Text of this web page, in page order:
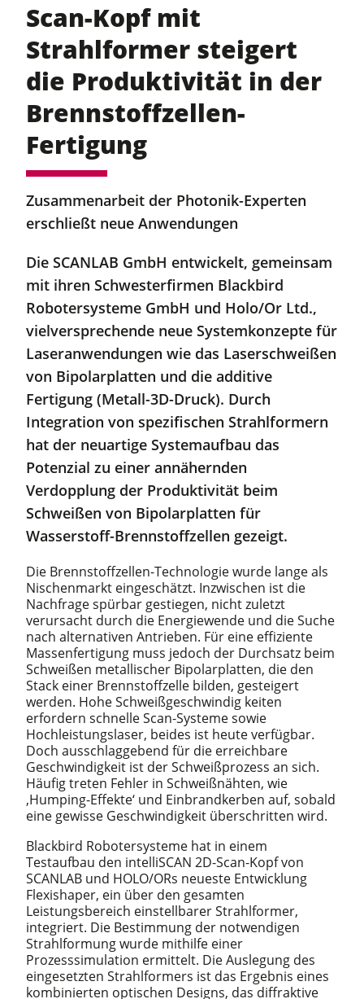
Scan-Kopf mit
Strahlformer steigert
die Produktivität in der
Brennstoffzellen-
Fertigung
Zusammenarbeit der Photonik-Experten
erschließt neue Anwendungen
Die SCANLAB GmbH entwickelt, gemeinsam
mit ihren Schwesterfirmen Blackbird
Robotersysteme GmbH und Holo/Or Ltd.,
vielversprechende neue Systemkonzepte für
Laseranwendungen wie das Laserschweißen
von Bipolarplatten und die additive
Fertigung (Metall-3D-Druck). Durch
Integration von spezifischen Strahlformern
hat der neuartige Systemaufbau das
Potenzial zu einer annähernden
Verdopplung der Produktivität beim
Schweißen von Bipolarplatten für
Wasserstoff-Brennstoffzellen gezeigt.
Die Brennstoffzellen-Technologie wurde lange als
Nischenmarkt eingeschätzt. Inzwischen ist die
Nachfrage spürbar gestiegen, nicht zuletzt
verursacht durch die Energiewende und die Suche
nach alternativen Antrieben. Für eine effiziente
Massenfertigung muss jedoch der Durchsatz beim
Schweißen metallischer Bipolarplatten, die den
Stack einer Brennstoffzelle bilden, gesteigert
werden. Hohe Schweißgeschwindig keiten
erfordern schnelle Scan-Systeme sowie
Hochleistungslaser, beides ist heute verfügbar.
Doch ausschlaggebend für die erreichbare
Geschwindigkeit ist der Schweißprozess an sich.
Häufig treten Fehler in Schweißnähten, wie
‚Humping-Effekte‘ und Einbrandkerben auf, sobald
eine gewisse Geschwindigkeit überschritten wird.
Blackbird Robotersysteme hat in einem
Testaufbau den intelliSCAN 2D-Scan-Kopf von
SCANLAB und HOLO/ORs neueste Entwicklung
Flexishaper, ein über den gesamten
Leistungsbereich einstellbarer Strahlformer,
integriert. Die Bestimmung der notwendigen
Strahlformung wurde mithilfe einer
Prozesssimulation ermittelt. Die Auslegung des
eingesetzten Strahlformers ist das Ergebnis eines
kombinierten optischen Designs, das diffraktive